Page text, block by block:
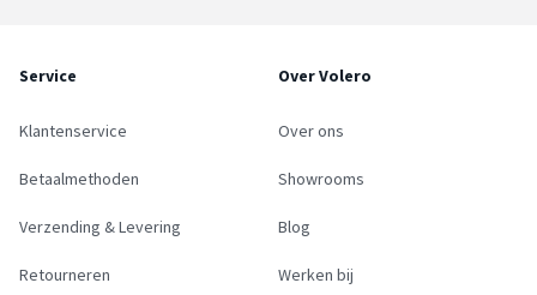
Service
Klantenservice
Betaalmethoden
Verzending & Levering
Retourneren
Over Volero
Over ons
Showrooms
Blog
Werken bij